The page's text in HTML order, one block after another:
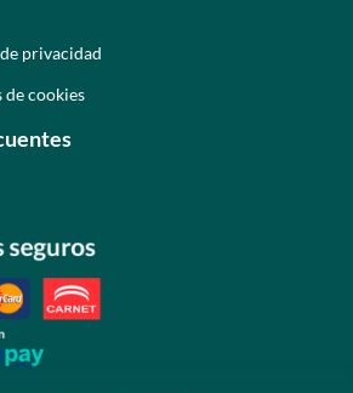
privacidad
de cookies